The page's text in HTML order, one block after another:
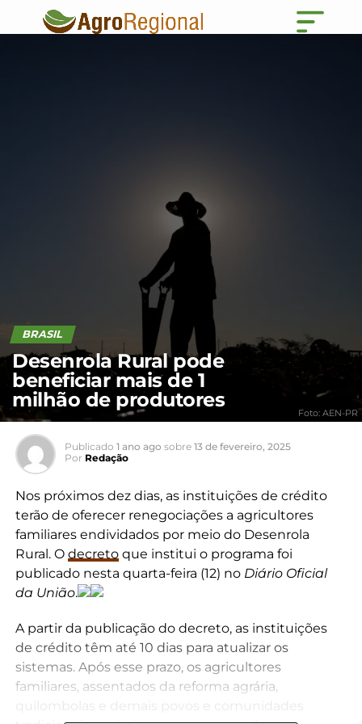
BRASIL
Desenrola Rural pode
beneficiar mais de 1
milhão de produtores
Foto: AEN-PR
Publicado 1 ano ago sobre 13 de fevereiro, 2025
Por Redação
Nos próximos dez dias, as instituições de crédito
terão de oferecer renegociações a agricultores
familiares endividados por meio do Desenrola
Rural. O decretoque institui o programa foi
publicado nesta quarta-feira (12) no Diário Oficial
da União.
A partir da publicação do decreto, as instituições
de crédito têm até 10 dias para atualizar os
sistemas. Após esse prazo, os agricultores
familiares, assentados da reforma agrária,